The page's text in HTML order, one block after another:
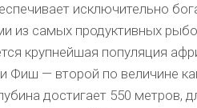
исключительно
из самых продуктивных
крупнейшая популяция
Фиш — второй по величине
достигает 550 метров,